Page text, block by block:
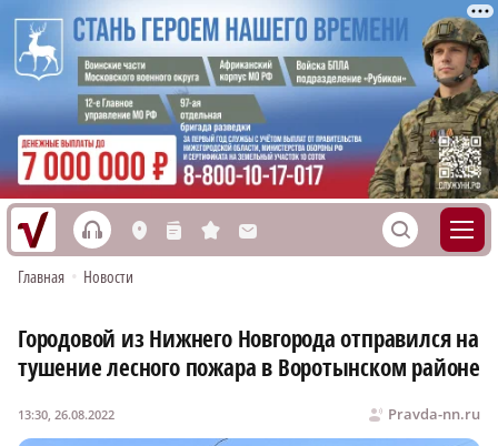
h L n s M S
Главная • Новости
Городовой из Нижнего Новгорода отправился на
тушение лесного пожара в Воротынском районе
Pravda-nn.ru
13:30, 26.08.2022